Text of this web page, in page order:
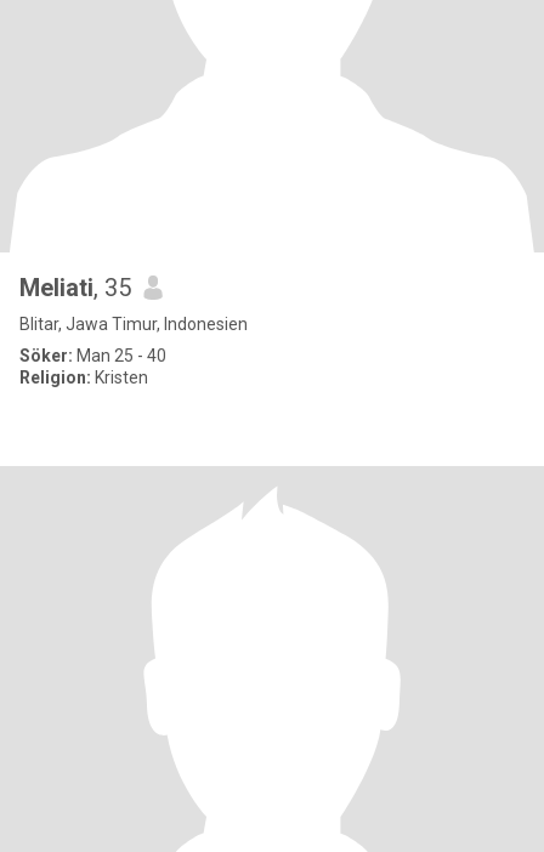
Meliati, 35
Blitar, Jawa Timur, Indonesien
Söker: Man 25 - 40
Religion: Kristen